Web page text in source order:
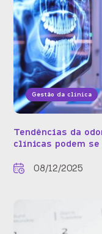
Gestão da clínica
Tendências da
clínicas podem se
08/12/2025